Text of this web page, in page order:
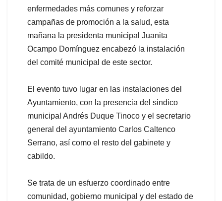
enfermedades más comunes y reforzar
campañas de promoción a la salud, esta
mañana la presidenta municipal Juanita
Ocampo Domínguez encabezó la instalación
del comité municipal de este sector.
El evento tuvo lugar en las instalaciones del
Ayuntamiento, con la presencia del sindico
municipal Andrés Duque Tinoco y el secretario
general del ayuntamiento Carlos Caltenco
Serrano, así como el resto del gabinete y
cabildo.
Se trata de un esfuerzo coordinado entre
comunidad, gobierno municipal y del estado de